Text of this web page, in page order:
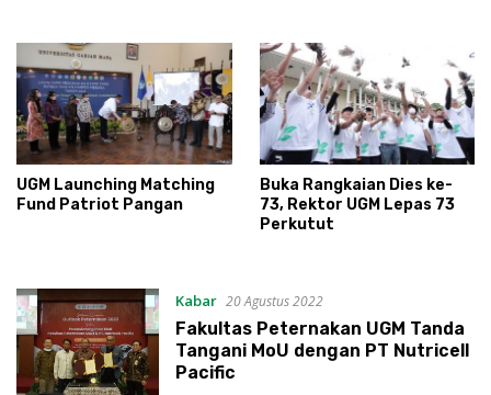
UGM Launching Matching
Fund Patriot Pangan
Buka Rangkaian Dies ke-
73, Rektor UGM Lepas 73
Perkutut
Kabar 20 Agustus 2022
Fakultas Peternakan UGM Tanda
Tangani MoU dengan PT Nutricell
Pacific